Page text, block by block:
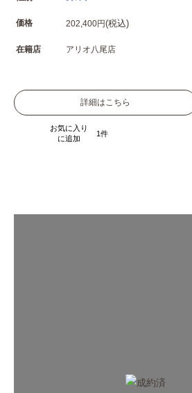
価格 202,400円(税込)
在籍店 アリオ八尾店
詳細はこちら
お気に入り
に追加
1